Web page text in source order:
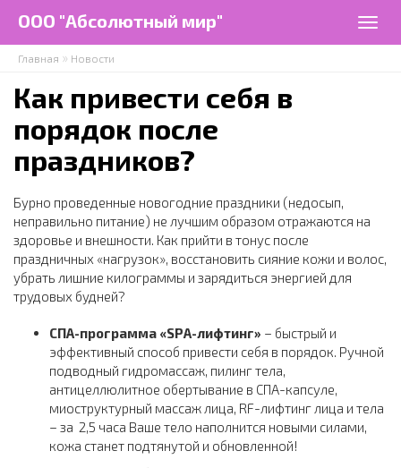
ООО "Абсолютный мир"
Главная » Новости
Как привести себя в
порядок после
праздников?
Бурно проведенные новогодние праздники (недосып,
неправильно питание) не лучшим образом отражаются на
здоровье и внешности. Как прийти в тонус после
праздничных «нагрузок», восстановить сияние кожи и волос,
убрать лишние килограммы и зарядиться энергией для
трудовых будней?
СПА-программа «SPA-лифтинг» – быстрый и
эффективный способ привести себя в порядок. Ручной
подводный гидромассаж, пилинг тела,
антицеллюлитное обертывание в СПА-капсуле,
миоструктурный массаж лица, RF-лифтинг лица и тела
– за 2,5 часа Ваше тело наполнится новыми силами,
кожа станет подтянутой и обновленной!